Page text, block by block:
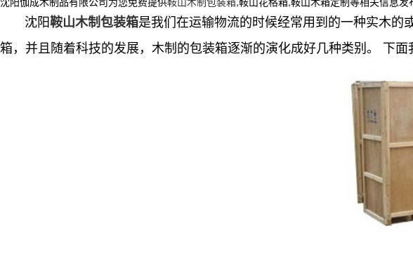
沈阳鞍山木制包装箱是我们在运输物流的时候经常用到的一种实木的
箱，并且随着科技的发展，木制的包装箱逐渐的演化成好几种类别。 下面